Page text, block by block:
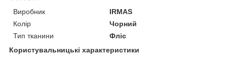
Виробник
IRMAS
Колір
Чорний
Тип тканини
Фліс
Користувальницькі характеристики